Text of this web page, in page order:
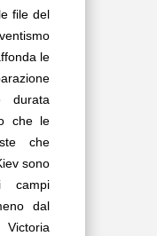
file del
le
durata
che le
che
sono
campi
dal